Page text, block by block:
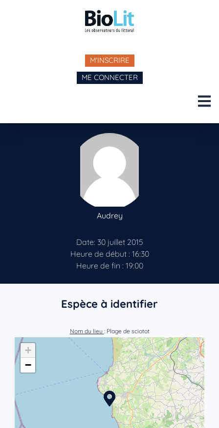
M'INSCRIRE
ME CONNECTER
Audrey
Date: 30 juillet 2015
Heure de début : 16:30
Heure de fin : 19:00
Espèce à identifier
Nom du lieu : Plage de sciotot
+
−